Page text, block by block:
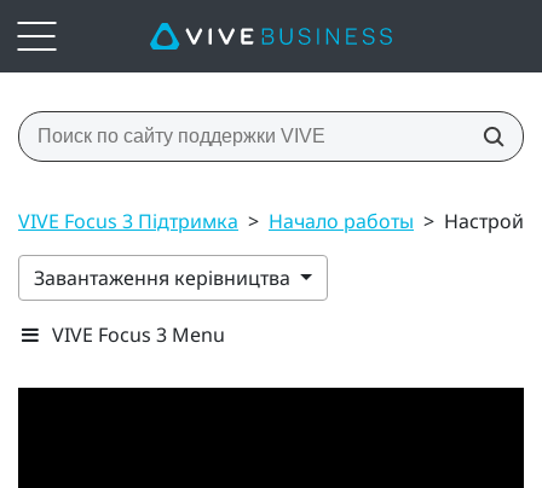
VIVE Focus 3 Підтримка > Начало работы >
Завантаження керівництва
VIVE Focus 3 Menu